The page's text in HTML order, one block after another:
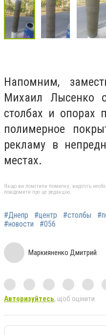
Напомним,
Михаил Лысенко
столбах и опорах
полимерное
рекламу в
местах.
Якщо ви помітили помилку, виділіть
повідомити про це редакцію
#Днепр #центр #столбы
#новости
#056
Маркияненко Дмитрий
Авторизуйтесь, щоб оцінити